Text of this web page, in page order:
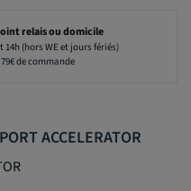
relais ou domicile
(hors WE et jours fériés)
de commande
ACCELERATOR